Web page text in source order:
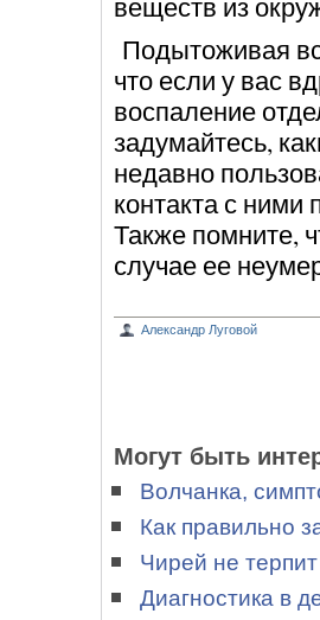
Подытоживая
что если у вас
воспаление
задумайтесь,
недавно
контакта с
Также помните,
случае ее
Александр Луговой
Могут быть
Волчанка,
Как правильно
Чирей не
Диагностика в